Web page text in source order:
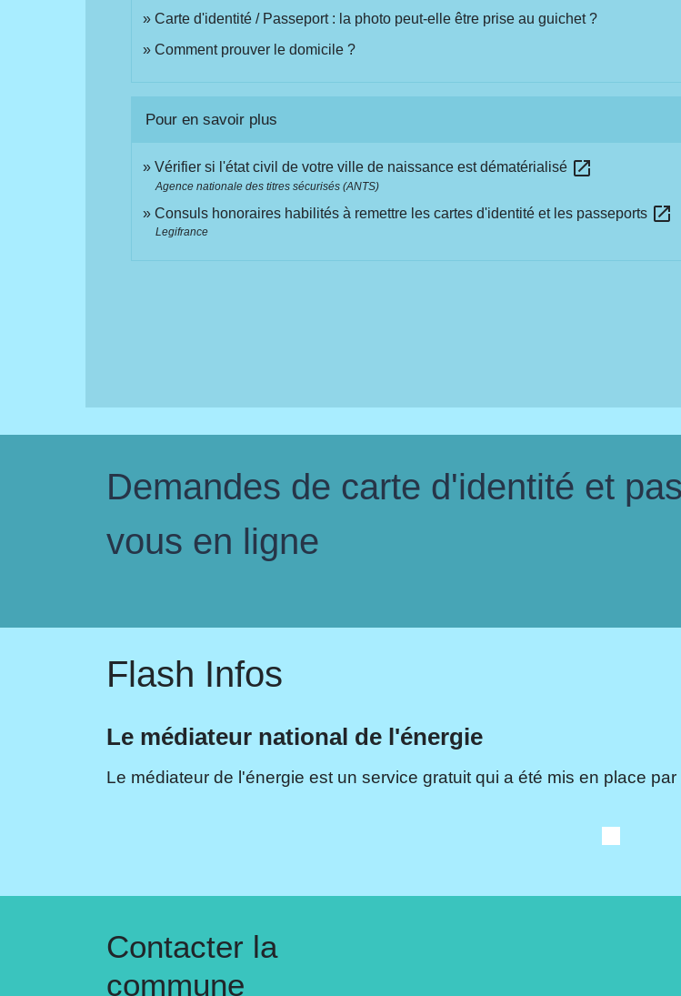
Carte d'identité / Passeport : la photo peut-elle être prise au guichet ?
Comment prouver le domicile ?
Pour en savoir plus
Vérifier si l'état civil de votre ville de naissance est dématérialisé open_in_new
Agence nationale des titres sécurisés (ANTS)
Consuls honoraires habilités à remettre les cartes d'identité et les passeports open_in_new
Legifrance
Demandes de carte d'identité et
vous en ligne
Flash Infos
Le médiateur national de l'énergie
Le médiateur de l'énergie est un service gratuit qui a été mis en place
Contacter la
commune